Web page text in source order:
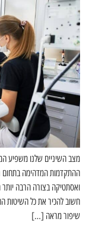
מצב השיניים שלנו משפיע
ההתקדמות המדהימה בתחום
ואסתטיקה בצורה הרבה
חשוב להכיר את כל השיטות
שיפור מראה […]